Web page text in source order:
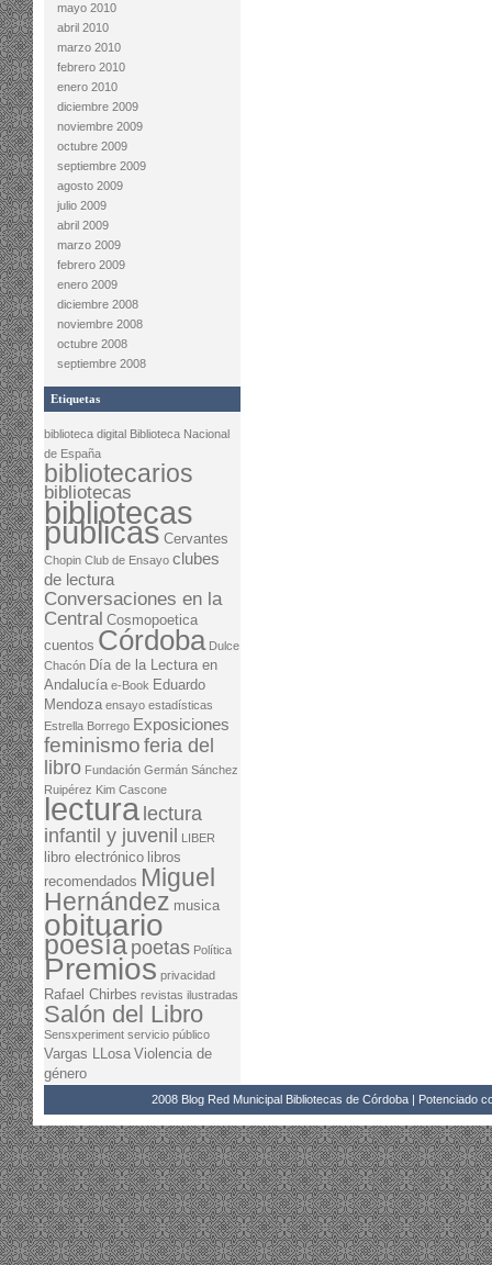
mayo 2010
abril 2010
marzo 2010
febrero 2010
enero 2010
diciembre 2009
noviembre 2009
octubre 2009
septiembre 2009
agosto 2009
julio 2009
abril 2009
marzo 2009
febrero 2009
enero 2009
diciembre 2008
noviembre 2008
octubre 2008
septiembre 2008
Etiquetas
biblioteca digital Biblioteca Nacional
de España
bibliotecarios
bibliotecas
bibliotecas
públicas Cervantes
Chopin Club de Ensayo clubes
de lectura
Conversaciones en la
Central Cosmopoetica
cuentos Córdoba Dulce
Chacón Día de la Lectura en
Andalucía e-Book Eduardo
Mendoza ensayo estadísticas
Estrella Borrego Exposiciones
feminismo feria del
libro Fundación Germán Sánchez
Ruipérez Kim Cascone
lectura lectura
infantil y juvenil
LIBER
libro electrónico libros
recomendados Miguel
Hernández musica
obituario
poesía poetas Política
Premios privacidad
Rafael Chirbes revistas ilustradas
Salón del Libro
Sensxperiment servicio público
Vargas LLosa Violencia de
género
2008 Blog Red Municipal Bibliotecas de Córdoba | Potenciado